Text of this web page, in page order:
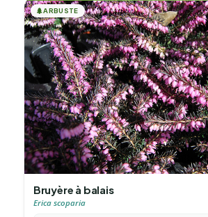
🌲ARBUSTE
Bruyère à balais
Erica scoparia